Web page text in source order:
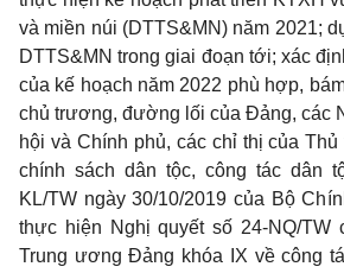
và miền núi (DTTS&MN) năm 2021;
DTTS&MN trong giai đoạn tới; xác
của kế hoạch năm 2022 phù hợp,
chủ trương, đường lối của Đảng, các
hội và Chính phủ, các chỉ thị củaThủ
chính sách dân tộc, công tác dân
KL/TW ngày 30/10/2019 của Bộ
thực hiện Nghị quyếtsố 24-NQ/TW
Trung ươngĐảng khóa IX về công